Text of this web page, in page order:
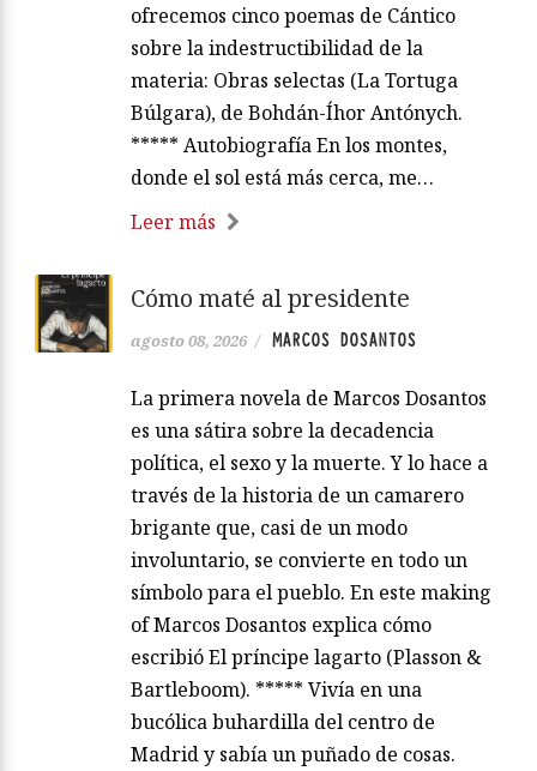
ofrecemos cinco poemas de Cántico
sobre la indestructibilidad de la
materia: Obras selectas (La Tortuga
Búlgara), de Bohdán-Íhor Antónych.
***** Autobiografía En los montes,
donde el sol está más cerca, me…
Leer más
Cómo maté al presidente
agosto 08, 2026 / MARCOS DOSANTOS
La primera novela de Marcos Dosantos
es una sátira sobre la decadencia
política, el sexo y la muerte. Y lo hace a
través de la historia de un camarero
brigante que, casi de un modo
involuntario, se convierte en todo un
símbolo para el pueblo. En este making
of Marcos Dosantos explica cómo
escribió El príncipe lagarto (Plasson &
Bartleboom). ***** Vivía en una
bucólica buhardilla del centro de
Madrid y sabía un puñado de cosas.